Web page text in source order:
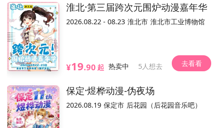
香港·UNIDOTS/mizuki瑞葵 L
IVE 2026 in HONGKONG
2026.06.21（以现场为准）
128人想去
Portal
不可退 电子票/兑换票
淮北·第三届跨次元围炉动漫嘉年华
2026.08.22 - 08.23 淮北市 淮北市工业博物馆
¥19.90 起 热卖中 5人想去 去看看
保定·煜桦动漫-伪夜场
2026.08.19 保定市 后花园（后花园音乐吧）